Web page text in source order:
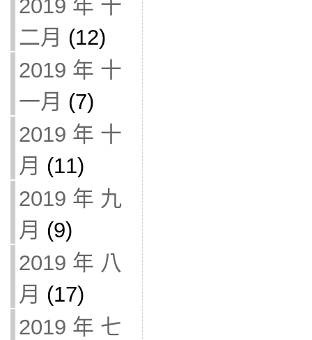
2019 年 十
二月 (12)
2019 年 十
一月 (7)
2019 年 十
月 (11)
2019 年 九
月 (9)
2019 年 八
月 (17)
2019 年 七